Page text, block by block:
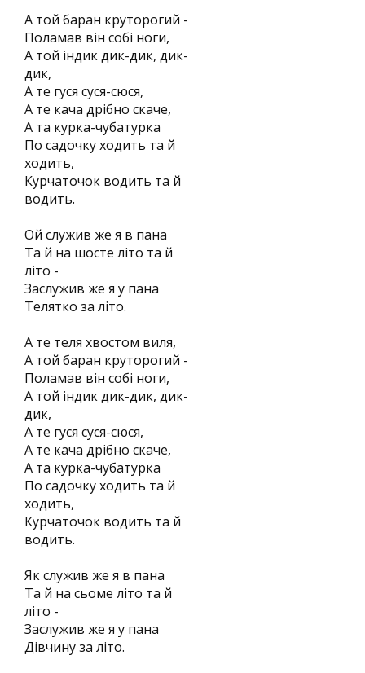
А той баран круторогий -
Поламав він собі ноги,
А той індик дик-дик, дик-
дик,
А те гуся суся-сюся,
А те кача дрібно скаче,
А та курка-чубатурка
По садочку ходить та й
ходить,
Курчаточок водить та й
водить.
Ой служив же я в пана
Та й на шосте літо та й
літо -
Заслужив же я у пана
Телятко за літо.
А те теля хвостом виля,
А той баран круторогий -
Поламав він собі ноги,
А той індик дик-дик, дик-
дик,
А те гуся суся-сюся,
А те кача дрібно скаче,
А та курка-чубатурка
По садочку ходить та й
ходить,
Курчаточок водить та й
водить.
Як служив же я в пана
Та й на сьоме літо та й
літо -
Заслужив же я у пана
Дівчину за літо.